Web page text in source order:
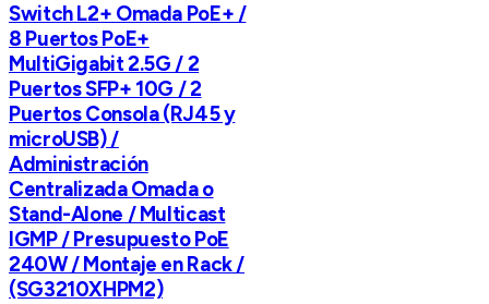
Switch L2+ Omada PoE+ /
8 Puertos PoE+
MultiGigabit 2.5G / 2
Puertos SFP+ 10G / 2
Puertos Consola (RJ45 y
microUSB) /
Administración
Centralizada Omada o
Stand-Alone / Multicast
IGMP / Presupuesto PoE
240W / Montaje en Rack /
(SG3210XHPM2)